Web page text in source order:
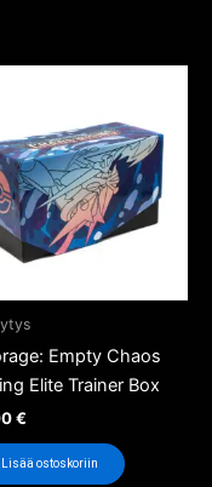
Empty Chaos
Elite Trainer Box
€
Lisää ostoskoriin